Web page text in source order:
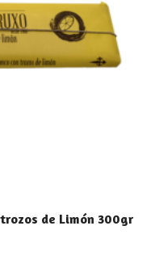
de Limón 300gr